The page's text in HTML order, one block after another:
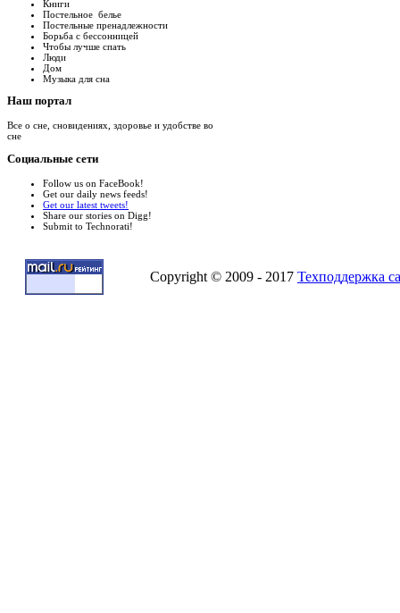
Книги
Постельное белье
Постельные пренадлежности
Борьба с бессонницей
Чтобы лучше спать
Люди
Дом
Музыка для сна
Наш портал
Все о сне, сновидениях, здоровье и удобстве во
сне
Социальные сети
Follow us on FaceBook!
Get our daily news feeds!
Get our latest tweets!
Share our stories on Digg!
Submit to Technorati!
Copyright © 2009 - 2017 Техподдержка